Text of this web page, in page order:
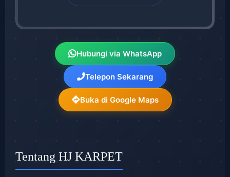
Hubungi via WhatsApp
Telepon Sekarang
Buka di Google Maps
Tentang HJ KARPET